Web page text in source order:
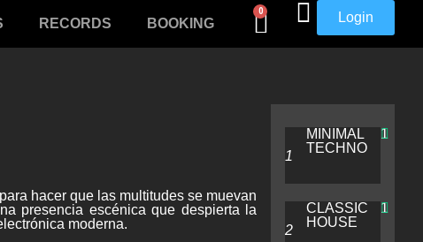
RECORDS BOOKING
0 Login
hacer que las multitudes se muevan
presencia escénica que despierta la
moderna.
MINIMAL
TECHNO
1
CLASSIC
HOUSE
1